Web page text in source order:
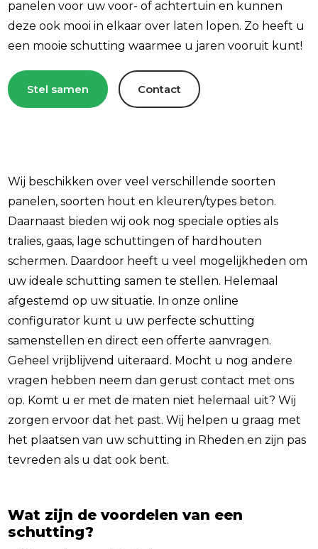
panelen voor uw voor- of achtertuin en kunnen
deze ook mooi in elkaar over laten lopen. Zo heeft u
een mooie schutting waarmee u jaren vooruit kunt!
Stel samen Contact
Wij beschikken over veel verschillende soorten
panelen, soorten hout en kleuren/types beton.
Daarnaast bieden wij ook nog speciale opties als
tralies, gaas, lage schuttingen of hardhouten
schermen. Daardoor heeft u veel mogelijkheden om
uw ideale schutting samen te stellen. Helemaal
afgestemd op uw situatie. In onze online
configurator kunt u uw perfecte schutting
samenstellen en direct een offerte aanvragen.
Geheel vrijblijvend uiteraard. Mocht u nog andere
vragen hebben neem dan gerust contact met ons
op. Komt u er met de maten niet helemaal uit? Wij
zorgen ervoor dat het past. Wij helpen u graag met
het plaatsen van uw schutting in Rheden en zijn pas
tevreden als u dat ook bent.
Wat zijn de voordelen van een
schutting?